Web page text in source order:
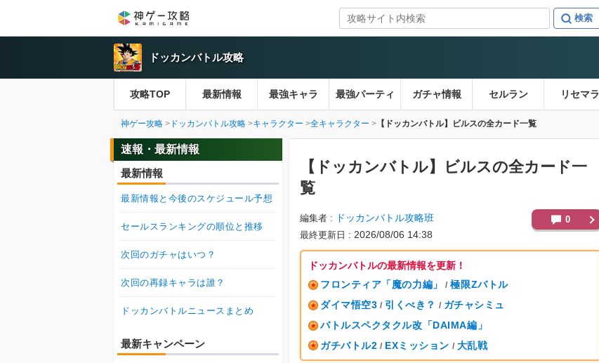
ドッカンバトル攻略
攻略TOP 最新情報 最強キャラ 最強パーティ ガチャ情報 セルラン リセマラ
神ゲー攻略 ドッカンバトル攻略 キャラクター 全キャラクター 【ドッカンバトル】ビルスの全カード一覧
【ドッカンバトル】
ビルスの全カード一
覧
編集者 ドッカンバトル攻略班
最終更新日 2026/08/06 14:38
0
ドッカンバトルの最新情報を更新！
フロンティア「魔の力編」
/ 極限Zバトル
ダイマ悟空3 / 引くべき？ / ガチャシミュ
バトルスペクタクル改「DAIMA編」
ガチバトル2 / EXミッション / 大乱戦
速報・最新情報
最新情報
最新情報と今後のスケジュール予想
セールスランキングの順位と推移
次回のガチャはいつ？
次回の再録キャラは誰？
ドッカンバトルニュースまとめ
最新キャンペーン